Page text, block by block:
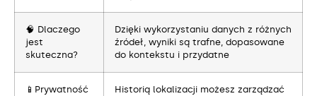
🧠 Dlaczego
jest
skuteczna?
Dzięki wykorzystaniu danych z różnych
źródeł, wyniki są trafne, dopasowane
do kontekstu i przydatne
📱Prywatność
Historią lokalizacji możesz zarządzać